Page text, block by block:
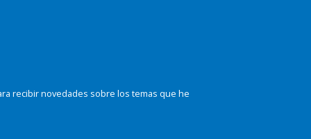
recibir novedades sobre los temas que he